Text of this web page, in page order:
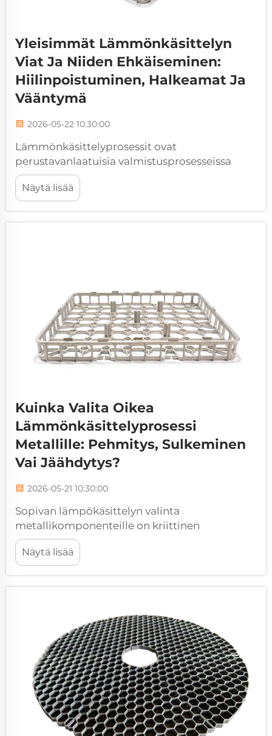
Yleisimmät Lämmönkäsittelyn
Viat Ja Niiden Ehkäiseminen:
Hiilinpoistuminen, Halkeamat Ja
Vääntymä
2026-05-22 10:30:00
Lämmönkäsittelyprosessit ovat
perustavanlaatuisia valmistusprosesseissa
ilmailu-, auto-, työkalu- ja
raskasmekaniikkateollisuudessa. Nämä ohjatut
kuumennus- ja jäähdytyskierrokset muuttavat
Näytä lisää
Kuinka Valita Oikea
Lämmönkäsittelyprosessi
Metallille: Pehmitys, Sulkeminen
Vai Jäähdytys?
2026-05-21 10:30:00
Sopivan lämpökäsittelyn valinta
metallikomponenteille on kriittinen
insinöörinpäätös, joka vaikuttaa suoraan
materiaalin suorituskykyyn, käyttöiän kestoon
ja valmistuskustannusten tehokkuuteen.
Näytä lisää